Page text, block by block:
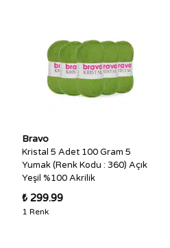
Bravo
Kristal 5 Adet 100 Gram 5
Yumak (Renk Kodu : 360) Açık
Yeşil %100 Akrilik
₺ 299.99
1 Renk